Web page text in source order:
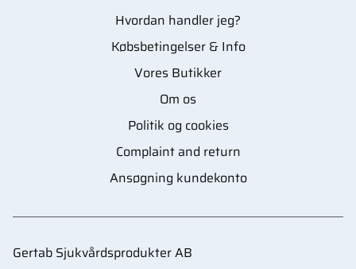
Hvordan handler jeg?
Købsbetingelser & Info
Vores Butikker
Om os
Politik og cookies
Complaint and return
Ansøgning kundekonto
Gertab Sjukvårdsprodukter AB